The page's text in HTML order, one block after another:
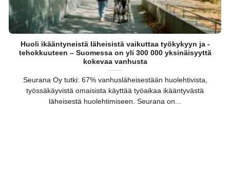
Huoli ikääntyneistä läheisistä vaikuttaa työkykyyn ja -
tehokkuuteen – Suomessa on yli 300 000 yksinäisyyttä
kokevaa vanhusta
Seurana Oy tutki: 67% vanhusläheisestään huolehtivista,
työssäkäyvistä omaisista käyttää työaikaa ikääntyvästä
läheisestä huolehtimiseen. Seurana on...